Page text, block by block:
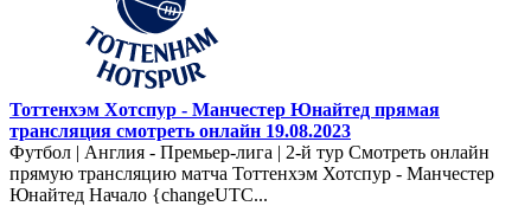
Тоттенхэм Хотспур - Манчестер Юнайтед прямая
трансляция смотреть онлайн 19.08.2023
Футбол | Англия - Премьер-лига | 2-й тур Смотреть онлайн
прямую трансляцию матча Тоттенхэм Хотспур - Манчестер
Юнайтед Начало {changeUTC...